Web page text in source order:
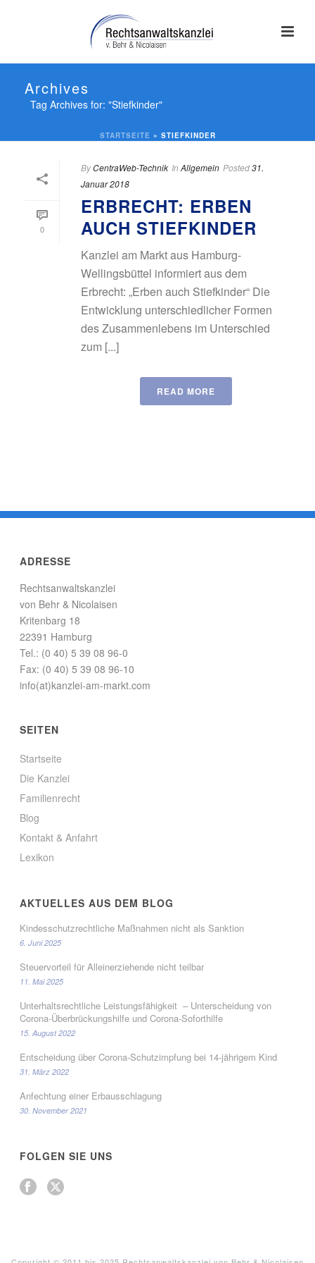
Archives
Tag Archives for: "Stiefkinder"
STARTSEITE » STIEFKINDER
0
ByCentraWeb-Technik In Allgemein Posted31.
Januar 2018
ERBRECHT: ERBEN
AUCH STIEFKINDER
Kanzlei am Markt aus Hamburg-
Wellingsbüttel informiert aus dem
Erbrecht: „Erben auch Stiefkinder“ Die
Entwicklung unterschiedlicher Formen
des Zusammenlebens im Unterschied
zum [...]
READ MORE
ADRESSE
Rechtsanwaltskanzlei
von Behr & Nicolaisen
Kritenbarg 18
22391 Hamburg
Tel.: (0 40) 5 39 08 96-0
Fax: (0 40) 5 39 08 96-10
info(at)kanzlei-am-markt.com
SEITEN
Startseite
Die Kanzlei
Familienrecht
Blog
Kontakt & Anfahrt
Lexikon
AKTUELLES AUS DEM BLOG
Kindesschutzrechtliche Maßnahmen nicht als Sanktion
6. Juni 2025
Steuervorteil für Alleinerziehende nicht teilbar
11. Mai 2025
Unterhaltsrechtliche Leistungsfähigkeit – Unterscheidung von
Corona-Überbrückungshilfe und Corona-Soforthilfe
15. August 2022
Entscheidung über Corona-Schutzimpfung bei 14-jährigem Kind
31. März 2022
Anfechtung einer Erbausschlagung
30. November 2021
FOLGEN SIE UNS